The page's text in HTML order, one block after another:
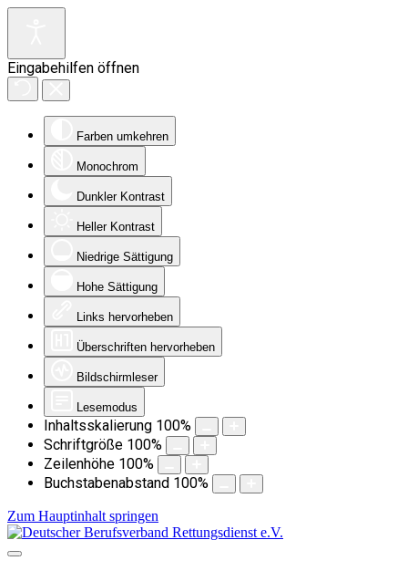
Eingabehilfen öffnen
Farben umkehren
Monochrom
Dunkler Kontrast
Heller Kontrast
Niedrige Sättigung
Hohe Sättigung
Links hervorheben
Überschriften hervorheben
Bildschirmleser
Lesemodus
Inhaltsskalierung 100%
Schriftgröße 100%
Zeilenhöhe 100%
Buchstabenabstand 100%
Zum Hauptinhalt springen